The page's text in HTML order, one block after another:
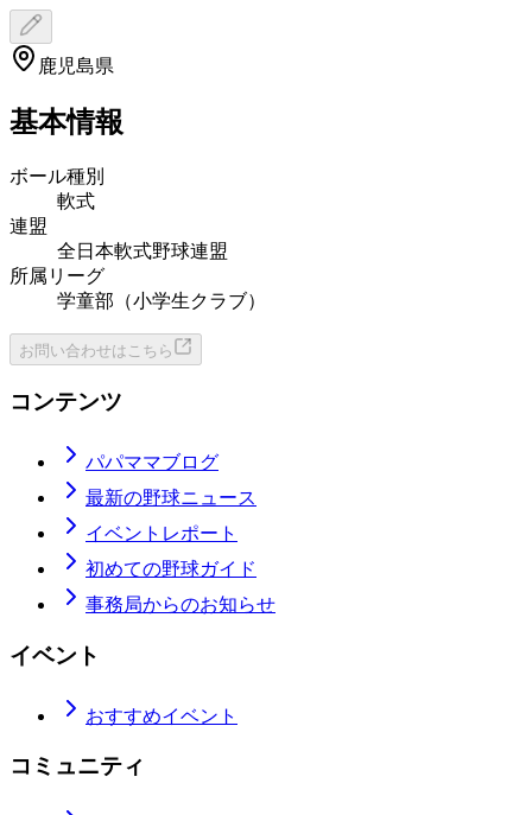
鹿児島県
基本情報
ボール種別
軟式
連盟
全日本軟式野球連盟
所属リーグ
学童部（小学生クラブ）
お問い合わせはこちら
コンテンツ
パパママブログ
最新の野球ニュース
イベントレポート
初めての野球ガイド
事務局からのお知らせ
イベント
おすすめイベント
コミュニティ